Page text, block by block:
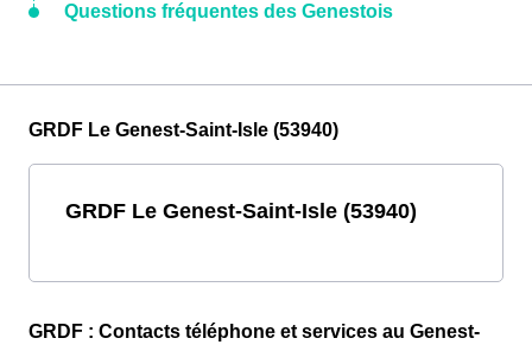
Questions fréquentes des Genestois
GRDF Le Genest-Saint-Isle (53940)
GRDF Le Genest-Saint-Isle (53940)
GRDF : Contacts téléphone et services au Genest-